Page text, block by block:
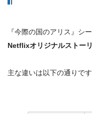
『今際の国のアリス』シ
Netflixオリジナルストー
主な違いは以下の通りです